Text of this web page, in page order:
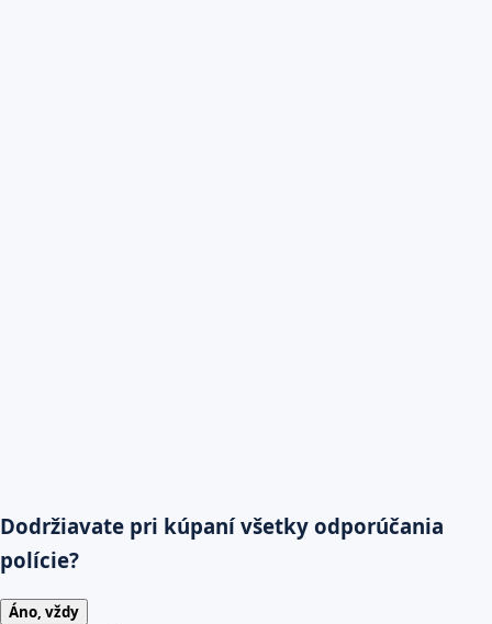
Dodržiavate pri kúpaní všetky odporúčania
polície?
Áno, vždy